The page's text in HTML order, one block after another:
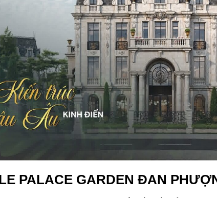
PALACE GARDEN ĐAN